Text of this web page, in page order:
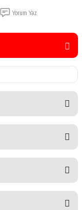
Yorum Yaz